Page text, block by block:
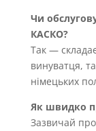
Чи
КАСКО?
Так —
винуватця,
німецьких
Як швидко
Зазвичай